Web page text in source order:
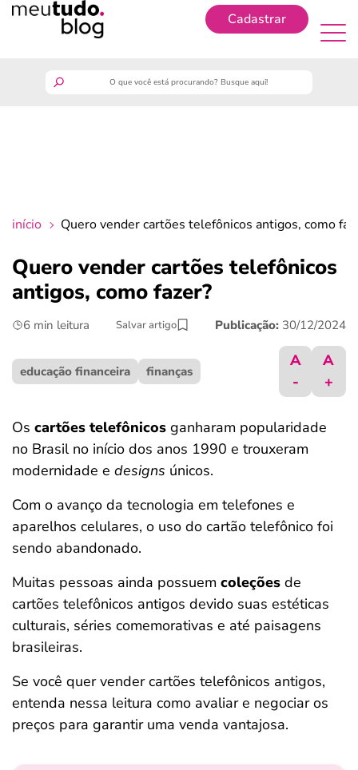
Cadastrar
crédito fácil
últimas notícias
ferramentas
início Quero vender cartões telefônicos antigos, como
Quero vender cartões telefônicos
antigos, como fazer?
6 min leitura Salvar artigo Publicação: 30/12/2024
educação financeira finanças
A
-
A
+
Os cartões telefônicos ganharam popularidade
no Brasil no início dos anos 1990 e trouxeram
modernidade e designs únicos.
Com o avanço da tecnologia em telefones e
aparelhos celulares, o uso do cartão telefônico foi
sendo abandonado.
Muitas pessoas ainda possuem coleções de
cartões telefônicos antigos devido suas estéticas
culturais, séries comemorativas e até paisagens
brasileiras.
Se você quer vender cartões telefônicos antigos,
entenda nessa leitura como avaliar e negociar os
preços para garantir uma venda vantajosa.